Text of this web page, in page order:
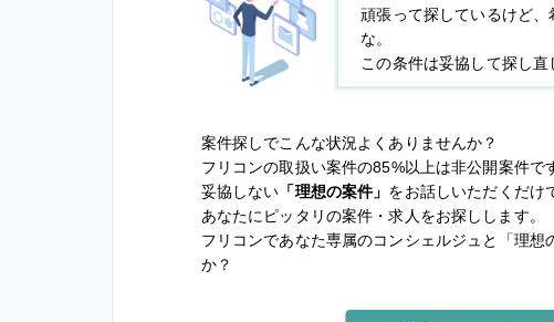
頑張って探しているけど
な。
この条件は妥協して探し直
案件探しでこんな状況よくありませんか？
フリコンの取扱い案件の85%以上は非公開案件で
妥協しない 「理想の案件」 をお話しいただくだけ
あなたにピッタリの案件・求人をお探しします。
フリコンであなた専属のコンシェルジュと
「理
か？